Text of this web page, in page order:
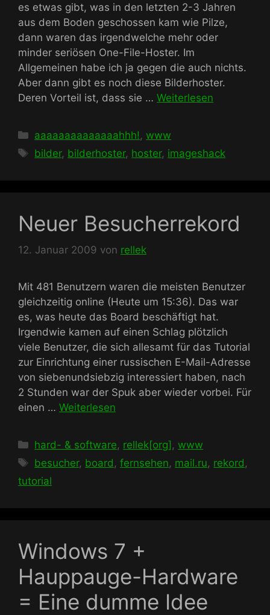
es etwas gibt, was in den letzten 2-3 Jahren
aus dem Boden geschossen kam wie Pilze,
dann waren das irgendwelche mehr oder
minder seriösen One-File-Hoster. Im
Allgemeinen habe ich ja gegen die auch nichts.
Aber dann gibt es noch diese Bilderhoster.
Deren Vorteil ist, dass sie … Weiterlesen
Kategorien
aaaaaaaaaaaaaahhh!,www
Schlagwörter
bilder, bilderhoster, hoster, imageshack
Neuer Besucherrekord
12. Januar 2009 von rellek
Mit 481 Benutzern waren die meisten Benutzer
gleichzeitig online (Heute um 15:36). Das war
es, was heute das Board beschäftigt hat.
Irgendwie kamen auf einen Schlag plötzlich
viele Benutzer, die sich allesamt für das Tutorial
zur Einrichtung einer russischen E-Mail-Adresse
von siebenundsiebzig interessiert haben, nach
2 Stunden war der Spuk aber wieder vorbei. Für
einen … Weiterlesen
Kategorien
hard- & software, rellek[org] ,www
Schlagwörter
besucher, board ,fernsehen, mail.ru, rekord ,
tutorial
Windows 7 +
Hauppauge-Hardware
= Eine dumme Idee